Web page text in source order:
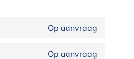
Op aanvraag
Op aanvraag